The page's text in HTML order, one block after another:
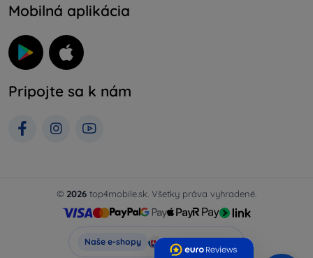
Mobilná aplikácia
Pripojte sa k nám
© 2026 top4mobile.sk. Všetky práva vyhradené.
Naše e-shopy Top4Mobile.sk